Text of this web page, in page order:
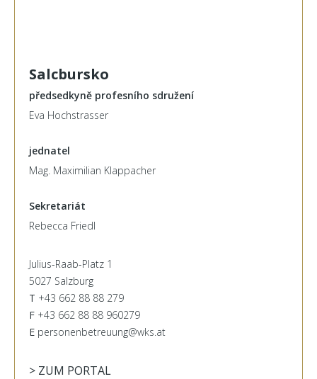
Salcbursko
předsedkyně profesního sdružení
Eva Hochstrasser
jednatel
Mag. Maximilian Klappacher
Sekretariát
Rebecca Friedl
Julius-Raab-Platz 1
5027 Salzburg
T +43 662 88 88 279
F +43 662 88 88 960279
E personenbetreuung@wks.at
> ZUM PORTAL